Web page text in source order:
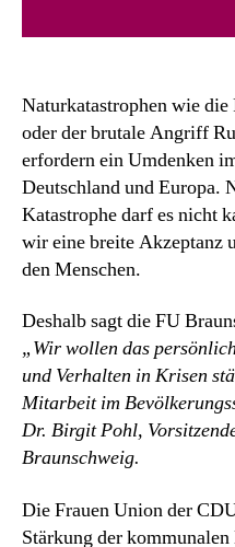
Naturkatastrophen wie
oder der brutale Angriff
erfordern ein Umdenken
Deutschland und Europa.
Katastrophe darf es nicht
wir eine breite Akzeptanz
den Menschen.
Deshalb sagt die FU
„Wir wollen das
und Verhalten in Krisen
Mitarbeit im
Dr. Birgit Pohl,
Braunschweig.
Die Frauen Union der
Stärkung der